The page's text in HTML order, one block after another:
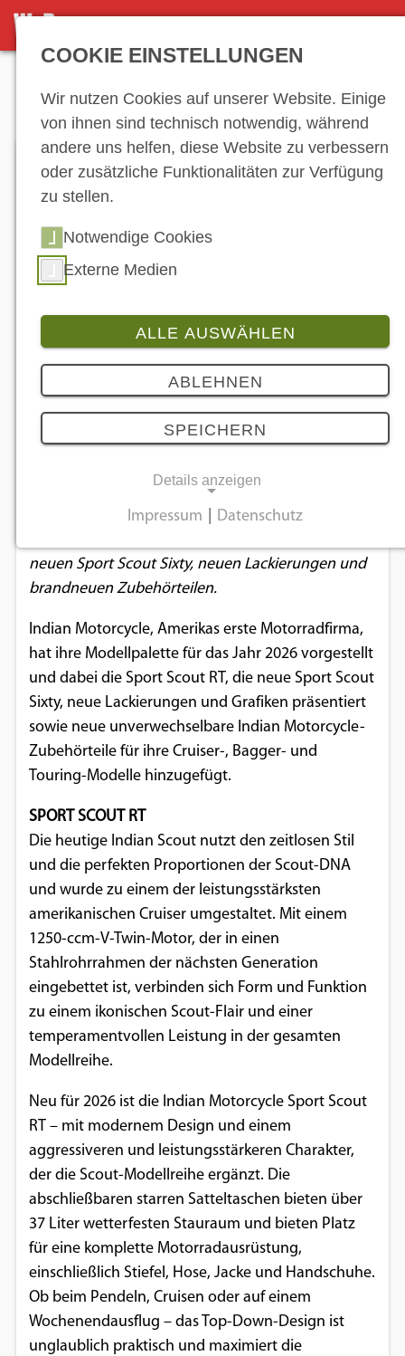
DETAILSEITE
4 Bilder
Indian Motorcycle: Modellreihe für
2026
15.11.2025
Indian Motorcycle präsentiert die Modellreihe für
neuen Sport Scout Sixty, neuen Lackierungen und
brandneuen Zubehörteilen.
Indian Motorcycle, Amerikas erste Motorradfirma,
hat ihre Modellpalette für das Jahr 2026 vorgestellt
und dabei die Sport Scout RT, die neue Sport Scout
Sixty, neue Lackierungen und Grafiken präsentiert
sowie neue unverwechselbare Indian Motorcycle-
Zubehörteile für ihre Cruiser-, Bagger- und
Touring-Modelle hinzugefügt.
SPORT SCOUT RT
Die heutige Indian Scout nutzt den zeitlosen Stil
und die perfekten Proportionen der Scout-DNA
und wurde zu einem der leistungsstärksten
amerikanischen Cruiser umgestaltet. Mit einem
1250-ccm-V-Twin-Motor, der in einen
Stahlrohrrahmen der nächsten Generation
eingebettet ist, verbinden sich Form und Funktion
zu einem ikonischen Scout-Flair und einer
temperamentvollen Leistung in der gesamten
Modellreihe.
Neu für 2026 ist die Indian Motorcycle Sport Scout
RT – mit modernem Design und einem
aggressiveren und leistungsstärkeren Charakter,
der die Scout-Modellreihe ergänzt. Die
abschließbaren starren Satteltaschen bieten über
37 Liter wetterfesten Stauraum und bieten Platz
für eine komplette Motorradausrüstung,
einschließlich Stiefel, Hose, Jacke und Handschuhe.
Ob beim Pendeln, Cruisen oder auf einem
Wochenendausflug – das Top-Down-Design ist
unglaublich praktisch und maximiert die
COOKIE EINSTELLUNGEN
Wir nutzen Cookies auf unserer Website. Einige
von ihnen sind technisch notwendig, während
andere uns helfen, diese Website zu verbessern
oder zusätzliche Funktionalitäten zur Verfügung
zu stellen.
Notwendige Cookies
Externe Medien
ALLE AUSWÄHLEN
ABLEHNEN
SPEICHERN
Details anzeigen
Notwendige Cookies ermöglichen
grundlegende Funktionen und sind für die
erforderlich.
Einverständnis-Cookie
Name:
cookie_consent
Zweck:
Dieser Cookie speichert die ausgewählten
Einverständnis-Optionen des Benutzers
Cookie Laufzeit:
1 Jahr
EXTERNE MEDIEN
Um Inhalte von Videoplattformen und
können, werden von diesen externen
YouTube
Vimeo
Google Maps
Google
Impressum Datenschutz